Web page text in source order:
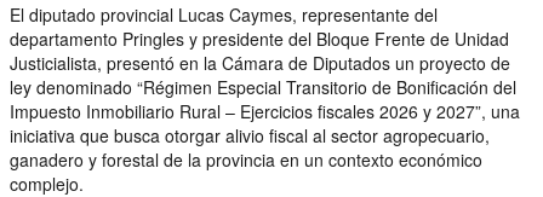
El diputado provincial Lucas Caymes, representante del
departamento Pringles y presidente del Bloque Frente de Unidad
Justicialista, presentó en la Cámara de Diputados un proyecto de
ley denominado “Régimen Especial Transitorio de Bonificación del
Impuesto Inmobiliario Rural – Ejercicios fiscales 2026 y 2027”, una
iniciativa que busca otorgar alivio fiscal al sector agropecuario,
ganadero y forestal de la provincia en un contexto económico
complejo.